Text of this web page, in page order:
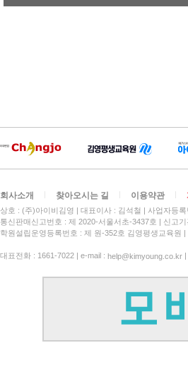
회사소개 찾아오시는 길 이용약관
상호 : (주)아이비김영 대표이사 : 김석철 사업자등
통신판매신고번호 : 제 2020-서울서초-3437호
신고
학원설립운영등록번호 : 제 원-352호 김영평생교육원
대표전화 : 1661-7022 | e-mail : help@kimyoung.co.kr